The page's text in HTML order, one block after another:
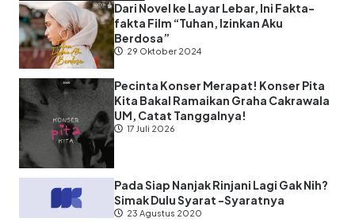
Dari Novel ke Layar Lebar, Ini Fakta-
fakta Film “Tuhan, Izinkan Aku
Berdosa”
29 Oktober 2024
Pecinta Konser Merapat! Konser Pita
Kita Bakal Ramaikan Graha Cakrawala
UM, Catat Tanggalnya!
17 Juli 2026
Pada Siap Nanjak Rinjani Lagi Gak Nih?
Simak Dulu Syarat -Syaratnya
23 Agustus 2020